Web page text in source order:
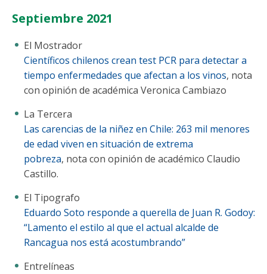
Septiembre 2021
El Mostrador
Científicos chilenos crean test PCR para detectar a
tiempo enfermedades que afectan a los vinos, nota
con opinión de académica Veronica Cambiazo
La Tercera
Las carencias de la niñez en Chile: 263 mil menores
de edad viven en situación de extrema
pobreza, nota con opinión de académico Claudio
Castillo.
El Tipografo
Eduardo Soto responde a querella de Juan R. Godoy:
“Lamento el estilo al que el actual alcalde de
Rancagua nos está acostumbrando”
Entrelíneas